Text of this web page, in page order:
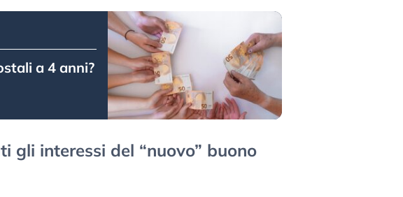
a 4 anni?
gli interessi del “nuovo” buono